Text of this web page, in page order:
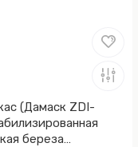
(Дамаск ZDI-
береза